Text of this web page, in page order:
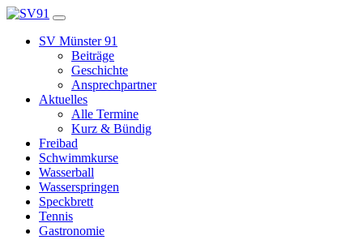
SV Münster 91
Beiträge
Geschichte
Ansprechpartner
Aktuelles
Alle Termine
Kurz & Bündig
Freibad
Schwimmkurse
Wasserball
Wasserspringen
Speckbrett
Tennis
Gastronomie